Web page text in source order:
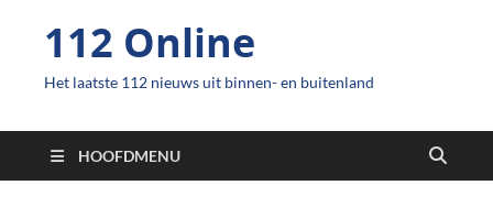
112 Online
Het laatste 112 nieuws uit binnen- en buitenland
HOOFDMENU